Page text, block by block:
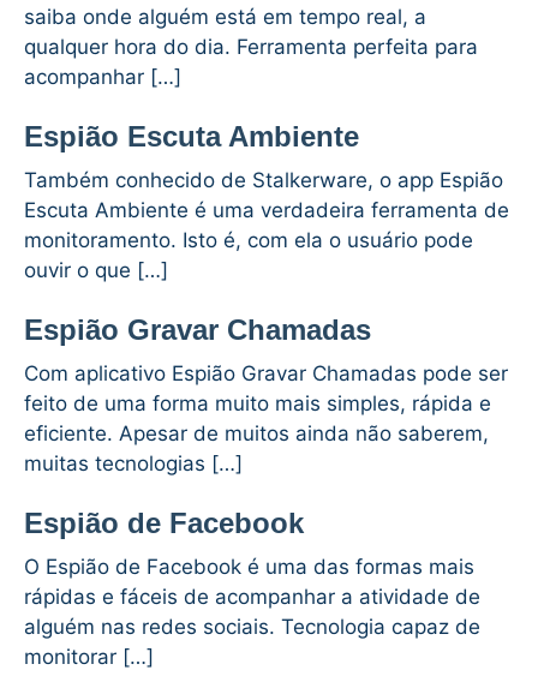
saiba onde alguém está em tempo real, a
qualquer hora do dia. Ferramenta perfeita para
acompanhar […]
Espião Escuta Ambiente
Também conhecido de Stalkerware, o app Espião
Escuta Ambiente é uma verdadeira ferramenta de
monitoramento. Isto é, com ela o usuário pode
ouvir o que […]
Espião Gravar Chamadas
Com aplicativo Espião Gravar Chamadas pode ser
feito de uma forma muito mais simples, rápida e
eficiente. Apesar de muitos ainda não saberem,
muitas tecnologias […]
Espião de Facebook
O Espião de Facebook é uma das formas mais
rápidas e fáceis de acompanhar a atividade de
alguém nas redes sociais. Tecnologia capaz de
monitorar […]